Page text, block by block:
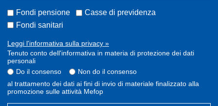
Fondi pensione
Casse di previdenza
Fondi sanitari
Leggi l'informativa sulla privacy »
Tenuto conto dell'informativa in materia di protezione dei dati
personali
Do il consenso
Non do il consenso
al trattamento dei dati ai fini di invio di materiale finalizzato alla
promozione sulle attività Mefop